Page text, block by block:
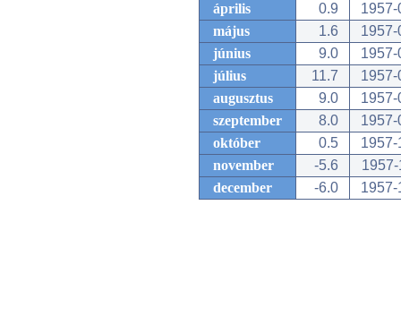
április
0.9
1957-
május
1.6
1957-
június
9.0
1957-
július
11.7
1957-
augusztus
9.0
1957-
szeptember
8.0
1957-
október
0.5
1957-
november
-5.6
december
-6.0 1957-